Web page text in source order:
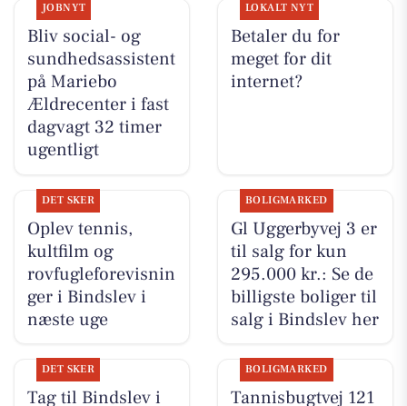
JOBNYT
Bliv social- og
sundhedsassistent
på Mariebo
Ældrecenter i fast
dagvagt 32 timer
ugentligt
LOKALT NYT
Betaler du for
meget for dit
internet?
DET SKER
Oplev tennis,
kultfilm og
rovfugleforevisnin
ger i Bindslev i
næste uge
BOLIGMARKED
Gl Uggerbyvej 3 er
til salg for kun
295.000 kr.: Se de
billigste boliger til
salg i Bindslev her
DET SKER
Tag til Bindslev i
BOLIGMARKED
Tannisbugtvej 121